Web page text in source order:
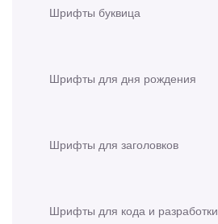
Шрифты буквица
Шрифты для дня рождения
Шрифты для заголовков
Шрифты для кода и разработки